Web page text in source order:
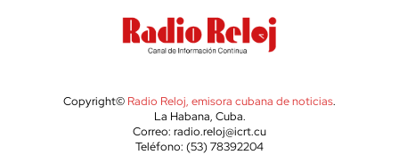
Copyright© Radio Reloj, emisora cubana de noticias.
La Habana, Cuba.
Correo: radio.reloj@icrt.cu
Teléfono: (53) 78392204